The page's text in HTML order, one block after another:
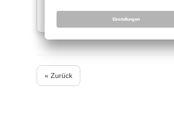
LG Oliver(Allplan seit 2001)
« Zurück